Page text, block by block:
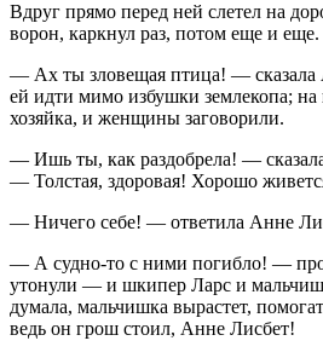
Вдруг прямо перед ней слетел на
ворон, каркнул раз, потом еще и еще.
— Ах ты зловещая птица! —
ей идти мимо избушки землекопа; на
хозяйка, и женщины заговорили.
— Ишь ты, как раздобрела! —
— Толстая, здоровая! Хорошо
— Ничего себе! — ответила Анне
— А судно-то с ними погибло! —
утонули — и шкипер Ларс и
думала, мальчишка вырастет,
ведь он грош стоил, Анне Лисбет!